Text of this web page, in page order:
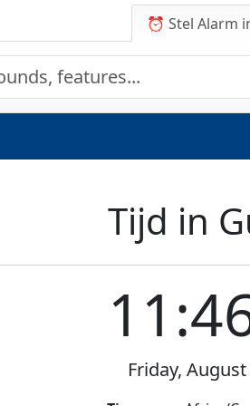
⏰ Stel Alarm
Tijd in
Friday,